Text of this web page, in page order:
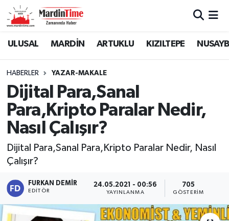
ULUSAL MARDİN ARTUKLU KIZILTEPE
HABERLER YAZAR-MAKALE
Dijital Para,Sanal
Para,Kripto Paralar Nedir,
Nasıl Çalışır?
Dijital Para,Sanal Para,Kripto Paralar Nedir, Nasıl
Çalışır?
FURKAN DEMIR
EDITÖR
24.05.2021 - 00:56
YAYINLANMA
705
GÖSTERIM
Mardin Nöbetçi Eczaneler
Mardin Namaz Vakitleri
Mardin Trafik Yoğunluk Haritası
Süper Lig Puan Durumu ve Fikstür
Son Dakika Haberleri